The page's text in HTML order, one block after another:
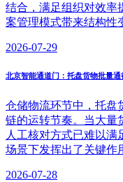
结合，满足组织对效率
案管理模式带来结构性
2026-07-29
北京智能通道门：托盘货物批量通
仓储物流环节中，托盘
链的运转节奏。当大量
人工核对方式已难以满
场景下发挥出了关键作
2026-07-28